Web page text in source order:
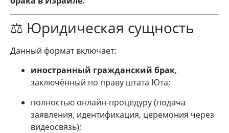
⚖️ Юридическая сущность
Данный формат включает:
иностранный гражданский брак,
заключённый по праву штата Юта;
полностью онлайн-процедуру (подача
заявления, идентификация, церемония через
видеосвязь);